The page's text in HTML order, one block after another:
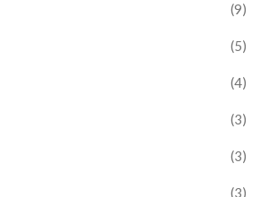
(9)
(5)
(4)
(3)
(3)
(3)